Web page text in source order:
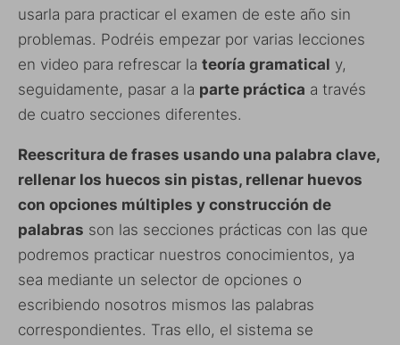
usarla para practicar el examen de este año sin
problemas. Podréis empezar por varias lecciones
en video para refrescar la teoría gramatical y,
seguidamente, pasar a la parte práctica a través
de cuatro secciones diferentes.
Reescritura de frases usando una palabra clave,
rellenar los huecos sin pistas, rellenar huevos
con opciones múltiples y construcción de
palabras son las secciones prácticas con las que
podremos practicar nuestros conocimientos, ya
sea mediante un selector de opciones o
escribiendo nosotros mismos las palabras
correspondientes. Tras ello, el sistema se